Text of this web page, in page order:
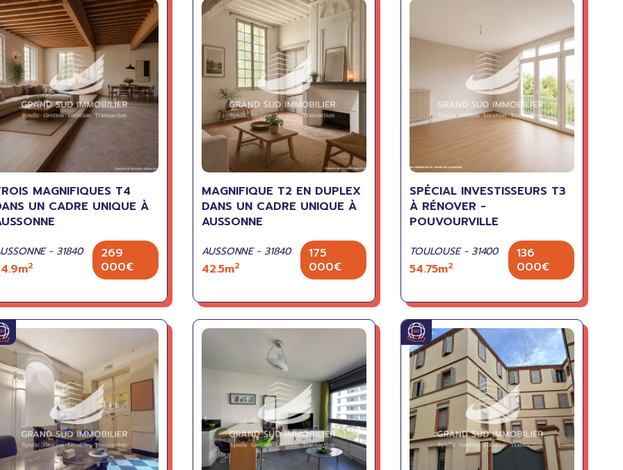
MAGNIFIQUES T4
UN CADRE UNIQUE À
- 31840
2
269
000€
MAGNIFIQUE T2 EN DUPLEX
DANS UN CADRE UNIQUE À
AUSSONNE
AUSSONNE - 31840
42.5m2
175
000€
SPÉCIAL INVESTISSEURS T3
À RÉNOVER -
POUVOURVILLE
TOULOUSE - 31400
54.75m2
136
000€